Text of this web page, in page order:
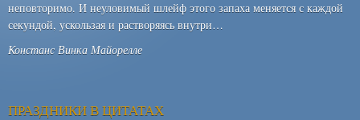
неповторимо. И неуловимый шлейф этого запаха меняется с каждой
секундой, ускользая и растворяясь внутри…
Констанс Винка Майорелле
ПРАЗДНИКИ В ЦИТАТАХ